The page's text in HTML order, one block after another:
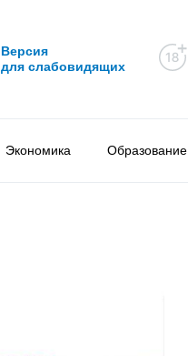
Версия
для слабовидящих
Экономика Образование